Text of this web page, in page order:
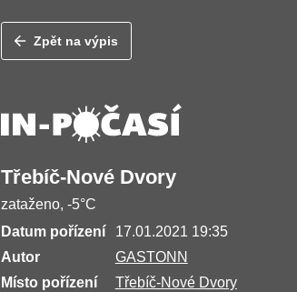
Zpět na výpis
Třebíč-Nové Dvory
zataženo, -5°C
Datum pořízení
17.01.2021 19:35
Autor
GASTONN
Místo pořízení
Třebíč-Nové Dvory